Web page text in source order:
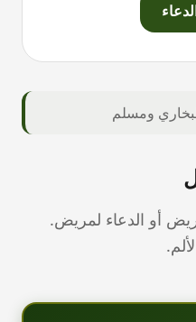
ومسلم
أو الدعاء لمريض.